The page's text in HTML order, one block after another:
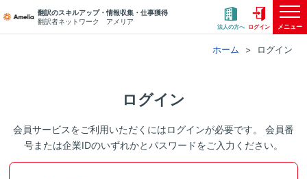
翻訳のスキルアップ・情報収集・仕事獲得
翻訳者ネットワーク アメリア
法人の方へ ログイン メニュー
ホーム ログイン
ログイン
会員サービスをご利用いただくにはログインが必要です。 会員番
号または企業IDのいずれかとパスワードをご入力ください。